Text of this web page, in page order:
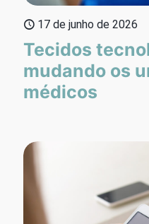
17 de junho de 2026
Tecidos
mudando os
médicos